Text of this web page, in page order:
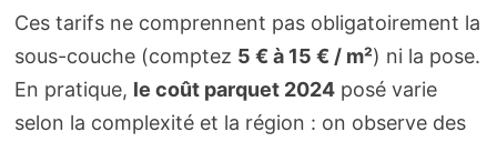
Ces tarifs ne comprennent pas obligatoirement la
sous-couche (comptez 5 € à 15 € / m²) ni la pose.
En pratique, le coût parquet 2024posé varie
selon la complexité et la région : on observe des